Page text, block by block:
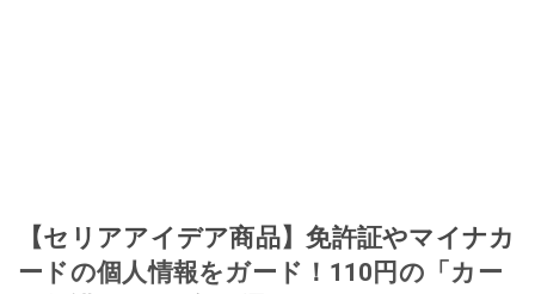
【セリアアイデア商品】免許証やマイナカ
ードの個人情報をガード！110円の「カー